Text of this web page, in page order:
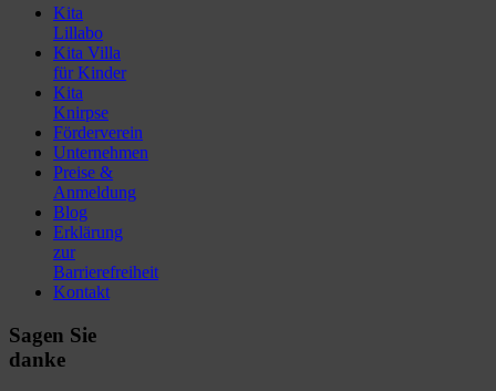
Kita
Lillabo
Kita Villa
für Kinder
Kita
Knirpse
Förderverein
Unternehmen
Preise &
Anmeldung
Blog
Erklärung
zur
Barrierefreiheit
Kontakt
Sagen Sie
danke